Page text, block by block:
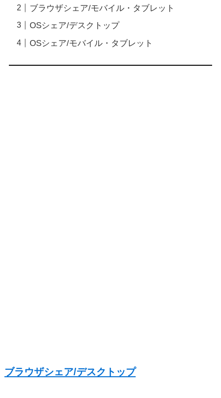
ブラウザシェア/モバイル・タブレット
OSシェア/デスクトップ
OSシェア/モバイル・タブレット
ブラウザシェア/デスクトップ